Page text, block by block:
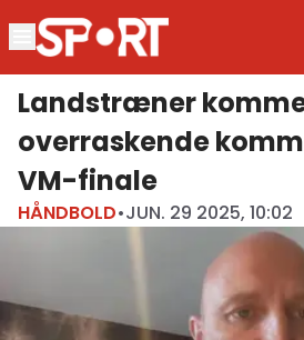
Landstræner
overraskende
VM-finale
HÅNDBOLD•JUN. 29 2025, 10:02